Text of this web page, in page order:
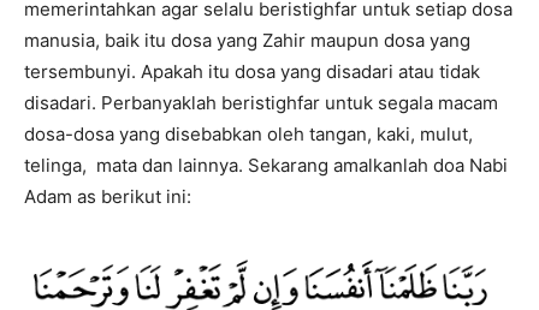
memerintahkan agar selalu beristighfar untuk setiap dosa
manusia, baik itu dosa yang Zahir maupun dosa yang
tersembunyi. Apakah itu dosa yang disadari atau tidak
disadari. Perbanyaklah beristighfar untuk segala macam
dosa-dosa yang disebabkan oleh tangan, kaki, mulut,
telinga, mata dan lainnya. Sekarang amalkanlah doa Nabi
Adam as berikut ini: